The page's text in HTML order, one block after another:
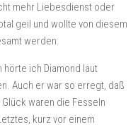
mehr Liebesdienst oder
geil und wollte von diesem
werden.
ich Diamond laut
Auch er war so erregt, daß
waren die Fesseln
kurz vor einem